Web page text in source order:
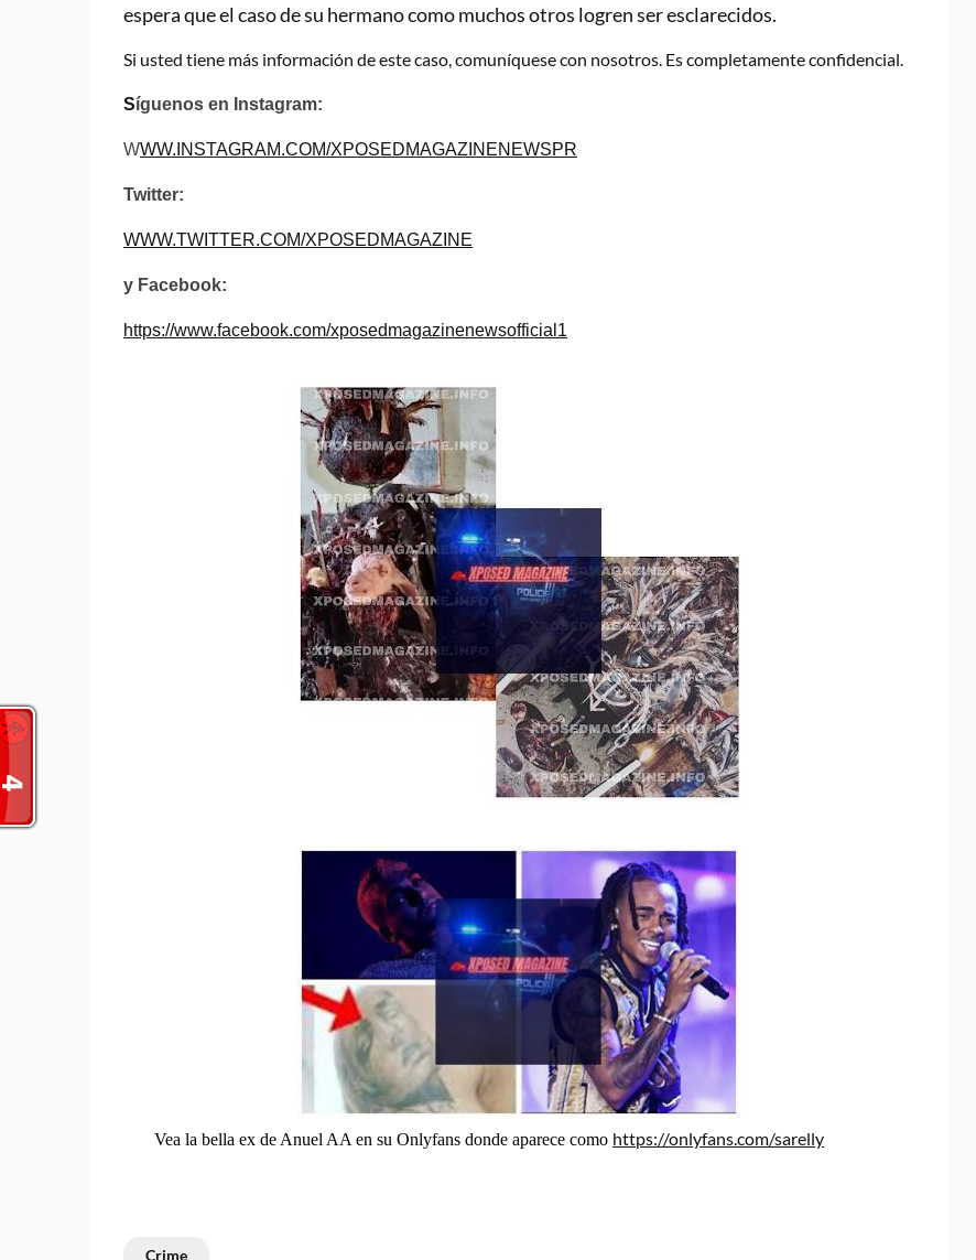
espera que el caso de su hermano como muchos otros logren ser esclarecidos.
Si usted tiene más información de este caso, comuníquese con nosotros. Es completamente confidencial.
Síguenos en Instagram:
WWW.INSTAGRAM.COM/XPOSEDMAGAZINENEWSPR
Twitter:
WWW.TWITTER.COM/XPOSEDMAGAZINE
y Facebook:
https://www.facebook.com/xposedmagazinenewsofficial1
Vea la bella ex de Anuel AA en su Onlyfans donde aparece como https://onlyfans.com/sarelly
Crime